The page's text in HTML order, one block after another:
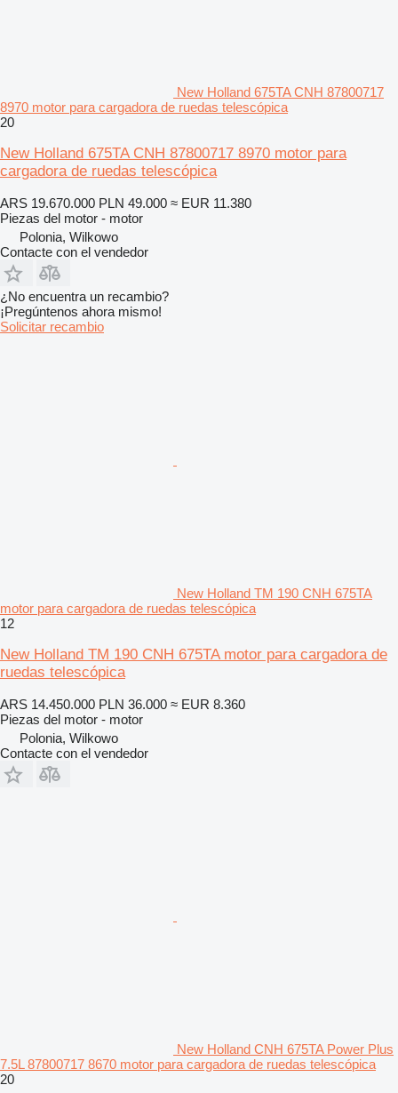
New Holland 675TA CNH 87800717
8970 motor para cargadora de ruedas telescópica
20
New Holland 675TA CNH 87800717 8970 motor para
cargadora de ruedas telescópica
ARS 19.670.000 PLN 49.000 ≈ EUR 11.380
Piezas del motor - motor
Polonia, Wilkowo
Contacte con el vendedor
¿No encuentra un recambio?
¡Pregúntenos ahora mismo!
Solicitar recambio
New Holland TM 190 CNH 675TA
motor para cargadora de ruedas telescópica
12
New Holland TM 190 CNH 675TA motor para cargadora de
ruedas telescópica
ARS 14.450.000 PLN 36.000 ≈ EUR 8.360
Piezas del motor - motor
Polonia, Wilkowo
Contacte con el vendedor
New Holland CNH 675TA Power Plus
7.5L 87800717 8670 motor para cargadora de ruedas telescópica
20